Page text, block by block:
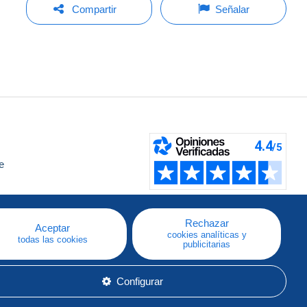
Compartir Señalar
Aceptar
todas las cookies
Rechazar
cookies analíticas y
publicitarias
Configurar